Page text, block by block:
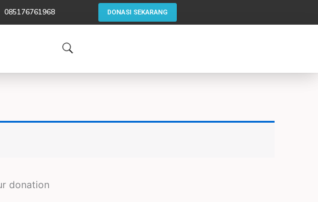
085176761968 DONASI SEKARANG
donation